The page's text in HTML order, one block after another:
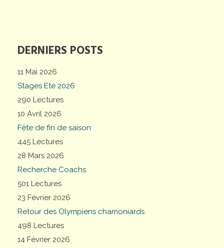
DERNIERS POSTS
11 Mai 2026
Stages Eté 2026
290 Lectures
10 Avril 2026
Fête de fin de saison
445 Lectures
28 Mars 2026
Recherche Coachs
501 Lectures
23 Février 2026
Retour des Olympiens chamoniards
498 Lectures
14 Février 2026